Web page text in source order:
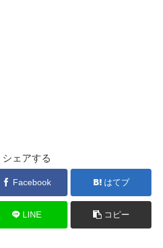
シェアする
Facebook はてブ
LINE コピー